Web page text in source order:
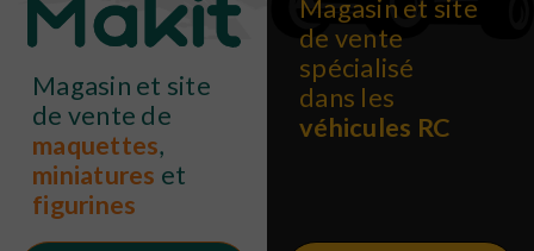
Magasin et site
de vente de
maquettes,
miniatures et
figurines
Magasin et site
de vente
spécialisé
dans les
véhicules RC